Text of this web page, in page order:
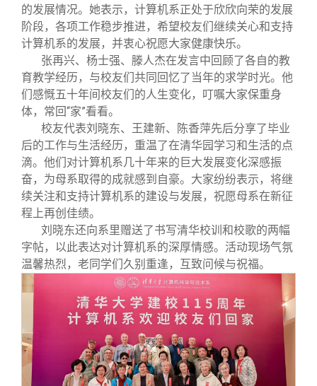
西南联大校友会
义工计划
新媒体平台
青春风采
校友文苑
校友视界
信息化服务
三创大赛
总会简介
会长致辞
理事会名单
制度法规
联系我们
关闭
的发展情况。她表示，计算机系正处于欣欣向荣的发展
阶段，各项工作稳步推进，希望校友们继续关心和支持
计算机系的发展，并衷心祝愿大家健康快乐。
张再兴、杨士强、滕人杰在发言中回顾了各自的教
育教学经历，与校友们共同回忆了当年的求学时光。他
们感慨五十年间校友们的人生变化，叮嘱大家保重身
体，常回“家”看看。
校友代表刘晓东、王建新、陈香萍先后分享了毕业
后的工作与生活经历，重温了在清华园学习和生活的点
滴。他们对计算机系几十年来的巨大发展变化深感振
奋，为母系取得的成就感到自豪。大家纷纷表示，将继
续关注和支持计算机系的建设与发展，祝愿母系在新征
程上再创佳绩。
刘晓东还向系里赠送了书写清华校训和校歌的两幅
字帖，以此表达对计算机系的深厚情感。活动现场气氛
温馨热烈，老同学们久别重逢，互致问候与祝福。